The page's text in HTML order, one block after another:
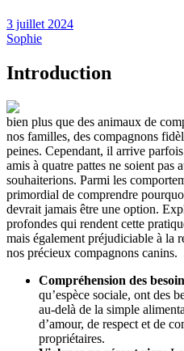
3 juillet 2024
Sophie
Introduction
bien plus que des animaux de
nos familles, des compagnons
peines. Cependant, il arrive
amis à quatre pattes ne soient pas
souhaiterions. Parmi les
primordial de comprendre
devrait jamais être une option.
profondes qui rendent cette
mais également préjudiciable à la
nos précieux compagnons canins.
Compréhension des
qu’espèce sociale, ont des
au-delà de la simple
d’amour, de respect et de
propriétaires.